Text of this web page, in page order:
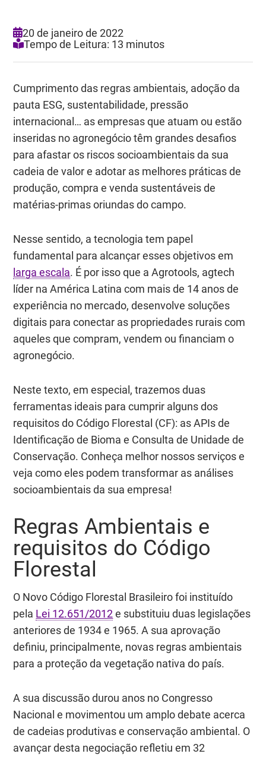
20 de janeiro de 2022
Tempo de Leitura: 13 minutos
Cumprimento das regras ambientais, adoção da
pauta ESG, sustentabilidade, pressão
internacional… as empresas que atuam ou estão
inseridas no agronegócio têm grandes desafios
para afastar os riscos socioambientais da sua
cadeia de valor e adotar as melhores práticas de
produção, compra e venda sustentáveis de
matérias-primas oriundas do campo.
Nesse sentido, a tecnologia tem papel
fundamental para alcançar esses objetivos em
larga escala. É por isso que aAgrotools, agtech
líder na América Latina com mais de 14 anos de
experiência no mercado, desenvolve soluções
digitais para conectar as propriedades rurais com
aqueles que compram, vendem ou financiam o
agronegócio.
Neste texto, em especial, trazemos duas
ferramentas ideais para cumprir alguns dos
requisitos do Código Florestal (CF): as APIs de
Identificação de Bioma e Consulta de Unidade de
Conservação. Conheça melhor nossos serviços e
veja como eles podem transformar as análises
socioambientais da sua empresa!
Regras Ambientais e
requisitos do Código
Florestal
O Novo Código Florestal Brasileiro foi instituído
pela Lei 12.651/2012e substituiu duas legislações
anteriores de 1934 e 1965. A sua aprovação
definiu, principalmente, novas regras ambientais
para a proteção da vegetação nativa do país.
A sua discussão durou anos no Congresso
Nacional e movimentou um amplo debate acerca
de cadeias produtivas e conservação ambiental. O
avançar desta negociação refletiu em 32